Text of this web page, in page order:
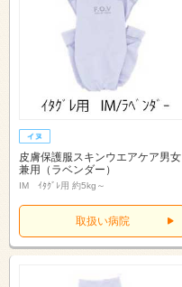
皮膚保護服スキンウエアケア男女
兼用（ラベンダー）
IM ｲﾀｸﾞﾚ用 約5kg～
取扱い病院